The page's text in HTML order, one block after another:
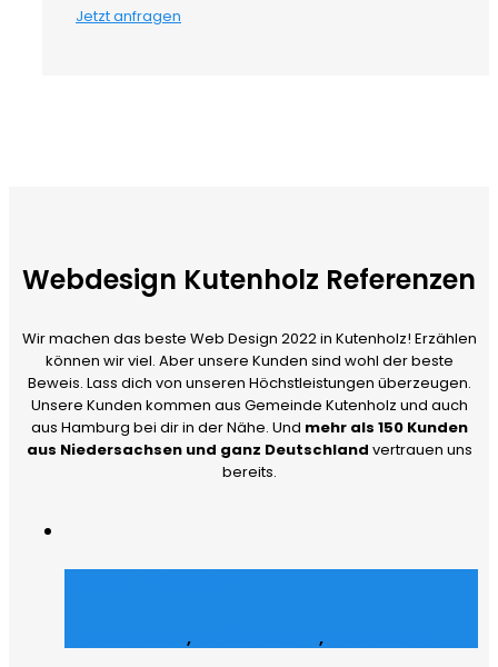
Jetzt anfragen
Webdesign Kutenholz Referenzen
Wir machen das beste Web Design 2022 in Kutenholz! Erzählen
können wir viel. Aber unsere Kunden sind wohl der beste
Beweis. Lass dich von unseren Höchstleistungen überzeugen.
Unsere Kunden kommen aus Gemeinde Kutenholz und auch
aus Hamburg bei dir in der Nähe. Und mehr als 150 Kunden
aus Niedersachsen und ganz Deutschland vertrauen uns
bereits.
, ,